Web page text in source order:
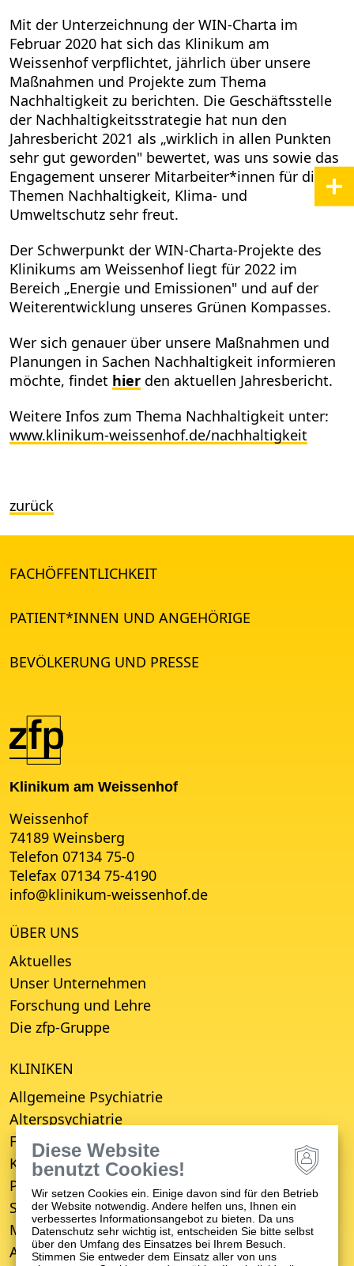
Mit der Unterzeichnung der WIN-Charta im
Februar 2020 hat sich das Klinikum am
Weissenhof verpflichtet, jährlich über unsere
Maßnahmen und Projekte zum Thema
Nachhaltigkeit zu berichten. Die Geschäftsstelle
der Nachhaltigkeitsstrategie hat nun den
Jahresbericht 2021 als „wirklich in allen Punkten
sehr gut geworden" bewertet, was uns sowie das
Engagement unserer Mitarbeiter*innen für die
Themen Nachhaltigkeit, Klima- und
Umweltschutz sehr freut.
Der Schwerpunkt der WIN-Charta-Projekte des
Klinikums am Weissenhof liegt für 2022 im
Bereich „Energie und Emissionen" und auf der
Weiterentwicklung unseres Grünen Kompasses.
Wer sich genauer über unsere Maßnahmen und
Planungen in Sachen Nachhaltigkeit informieren
möchte, findet hier den aktuellen Jahresbericht.
Weitere Infos zum Thema Nachhaltigkeit unter:
www.klinikum-weissenhof.de/nachhaltigkeit
zurück
FACHÖFFENTLICHKEIT
PATIENT*INNEN UND ANGEHÖRIGE
BEVÖLKERUNG UND PRESSE
Klinikum am Weissenhof
ÜBER UNS
Aktuelles
Unser Unternehmen
Forschung und Lehre
Die zfp-Gruppe
KLINIKEN
Allgemeine Psychiatrie
Alterspsychiatrie
Forensische Psychiatrie
Kinder- und Jugendpsychiatrie
Psychosomatische Medizin
Suchttherapie
Medizinisches Versorgungszentrum (MVZ)
Ambulanter Psychiatrischer Pflegedienst (APP)
Weissenhof
74189 Weinsberg
Telefon 07134 75-0
Telefax 07134 75-4190
info@klinikum-weissenhof.de
Diese Website
benutzt Cookies!
Wir setzen Cookies ein. Einige davon sind für den Betrieb
der Website notwendig. Andere helfen uns, Ihnen ein
verbessertes Informationsangebot zu bieten. Da uns
Datenschutz sehr wichtig ist, entscheiden Sie bitte selbst
über den Umfang des Einsatzes bei Ihrem Besuch.
Stimmen Sie entweder dem Einsatz aller von uns